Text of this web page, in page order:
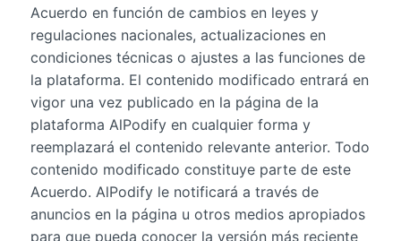
Acuerdo en función de cambios en leyes y
regulaciones nacionales, actualizaciones en
condiciones técnicas o ajustes a las funciones de
la plataforma. El contenido modificado entrará en
vigor una vez publicado en la página de la
plataforma AlPodify en cualquier forma y
reemplazará el contenido relevante anterior. Todo
contenido modificado constituye parte de este
Acuerdo. AlPodify le notificará a través de
anuncios en la página u otros medios apropiados
para que pueda conocer la versión más reciente